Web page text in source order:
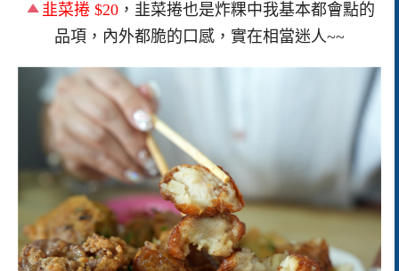
韭菜捲 $20 ，韭菜捲也是炸粿中我基本都會點的
品項，內外都脆的口感，實在相當迷人~~